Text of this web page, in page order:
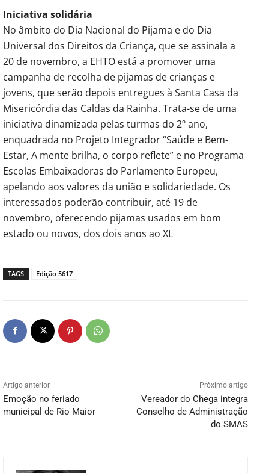
Iniciativa solidária
No âmbito do Dia Nacional do Pijama e do Dia
Universal dos Direitos da Criança, que se assinala a
20 de novembro, a EHTO está a promover uma
campanha de recolha de pijamas de crianças e
jovens, que serão depois entregues à Santa Casa da
Misericórdia das Caldas da Rainha. Trata-se de uma
iniciativa dinamizada pelas turmas do 2º ano,
enquadrada no Projeto Integrador “Saúde e Bem-
Estar, A mente brilha, o corpo reflete” e no Programa
Escolas Embaixadoras do Parlamento Europeu,
apelando aos valores da união e solidariedade. Os
interessados poderão contribuir, até 19 de
novembro, oferecendo pijamas usados em bom
estado ou novos, dos dois anos ao XL
TAGS Edição 5617
Artigo anterior
Emoção no feriado
municipal de Rio Maior
Próximo artigo
Vereador do Chega integra
Conselho de Administração
do SMAS